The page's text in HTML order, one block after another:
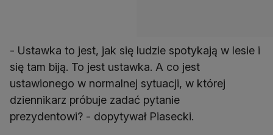
- Ustawka to jest, jak się ludzie spotykają w lesie i
się tam biją. To jest ustawka. A co jest
ustawionego w normalnej sytuacji, w której
dziennikarz próbuje zadać pytanie
prezydentowi? - dopytywał Piasecki.